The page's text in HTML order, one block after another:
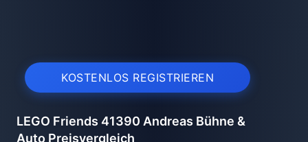
KOSTENLOS REGISTRIEREN
LEGO Friends 41390 Andreas Bühne &
Auto Preisvergleich